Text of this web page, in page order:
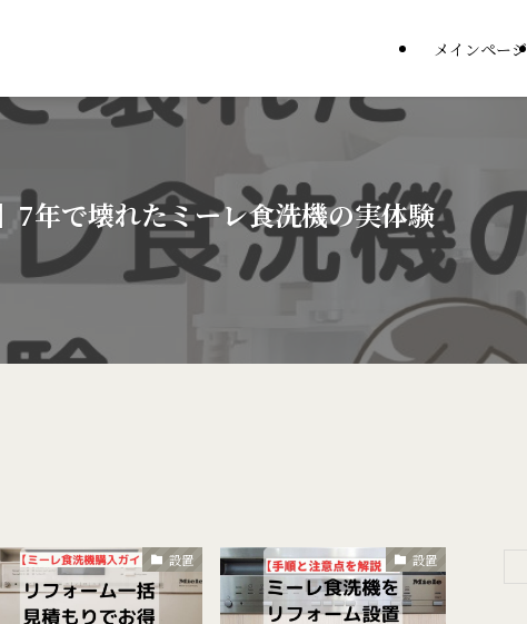
メインページ
7年で壊れたミーレ食洗機の実体験
設置 設置